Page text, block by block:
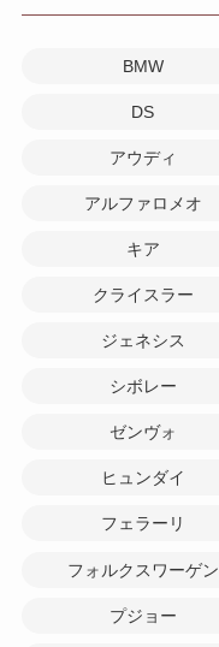
BMW
DS
アウディ
アルファロメオ
キア
クライスラー
ジェネシス
シボレー
ゼンヴォ
ヒュンダイ
フェラーリ
フォルクスワーゲン
プジョー